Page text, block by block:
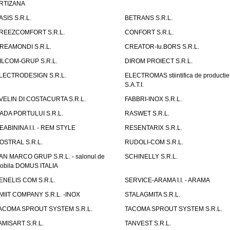
S.R.L.
BETRANS S.R.L.
S.R.L.
CONFORT S.R.L.
S.R.L.
CREATOR-Iu.BORS S.R.L.
GRUP S.R.L.
DIROM PROIECT S.R.L.
S.R.L.
ELECTROMAS stiintifica de productie
S.A.T.I.
DI COSTACURTA S.R.L.
FABBRI-INOX S.R.L.
PORTULUI S.R.L.
RASWET S.R.L.
I.I. - REM STYLE
RESENTARIX S.R.L.
S.R.L.
RUDOLI-COM S.R.L.
MARCO GRUP S.R.L. - salonul de
DOMUS ITALIA
SCHINELLY S.R.L.
COM S.R.L.
SERVICE-ARAMA I.I. - ARAMA
COMPANY S.R.L. -INOX
STALAGMITA S.R.L.
SPROUT SYSTEM S.R.L.
TACOMA SPROUT SYSTEM S.R.L.
S.R.L.
TANVEST S.R.L.